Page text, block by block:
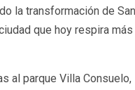
la transformación de
que hoy respira
al parque Villa Consuelo,